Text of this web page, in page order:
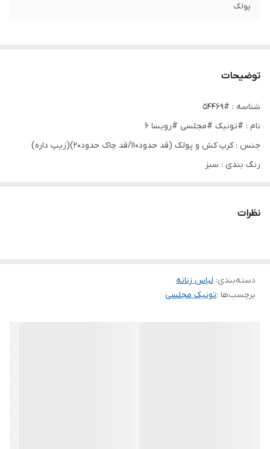
پولک
توضیحات
شناسه : #54469
نام : #تونیک #مجلسی #رویسا 6
جنس : کرپ کش و پولک (قد حدود۱۱۰/قد چاک حدود۲۰)(زیپ داره)
رنگ بندی : سبز
ژورنال جدید
نظرات
دسته‌بندی: لباس زنانه
برچسب‌ها :تونیک مجلسی